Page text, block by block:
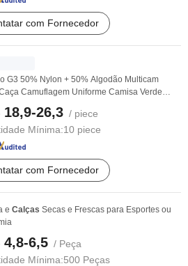
com Fornecedor
G3 50% Nylon + 50% Algodão Multicam
Camuflagem Uniforme Camisa Verde
...
18,9-26,3 / piece
Mínima:10 piece
com Fornecedor
e Calças Secas e Frescas para Esportes ou
4,8-6,5 / Peça
Mínima:500 Peças